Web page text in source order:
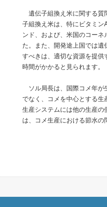
遺伝子組換え米に関する質
子組換え米は、特にビタミン
ンド、および、米国のコー
た。また、開発途上国では
すべきは、適切な資源を提
時間がかかると見られます。
ソル局長は、国際コメ年が
でなく、コメを中心とする
生産システムには他の生産
は、コメ生産における節水の